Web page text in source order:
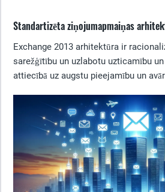
Standartizēta ziņojumapmaiņas
Exchange 2013 arhitektūra ir
sarežģītību un uzlabotu uzticamību
attiecībā uz augstu pieejamību un